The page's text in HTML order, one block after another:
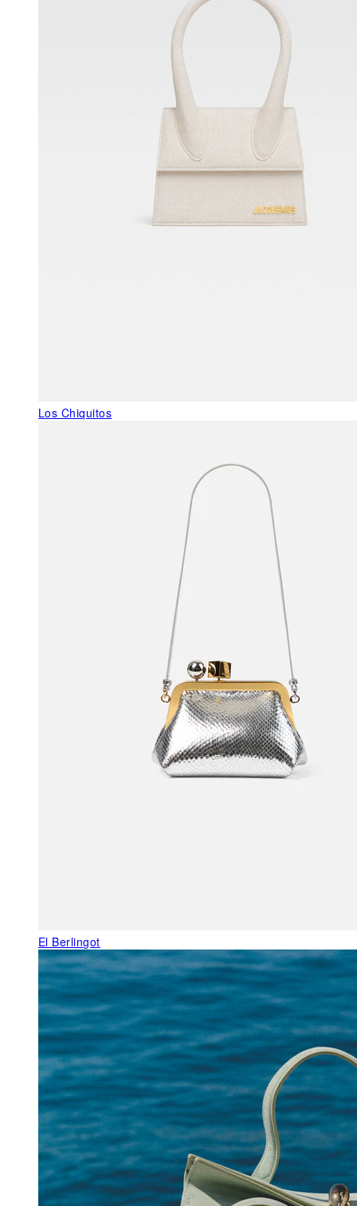
Los Chiquitos
El Berlingot